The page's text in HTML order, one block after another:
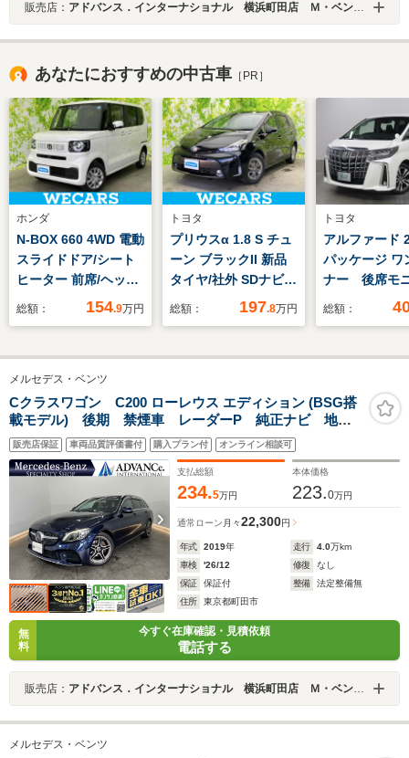
販売店： アドバンス．インターナショナル 横浜町田店 Ｍ・ベンツ専門店
あなたにおすすめの中古車 ［PR］
ホンダ
N-BOX 660 4WD 電動
スライドドア/シート
ヒーター 前席/ヘッド
ランプ LED/USBジャ
グ/禁煙車/エアバッグ
運転席/エアバッグ 助
手席/パワーウインド
ウ
総額： 154.9万円
トヨタ
プリウスα 1.8 S チュ
ーン ブラックII 新品
タイヤ/社外 SDナビ/
トヨタセーフティセン
ム/ヘッドランプ
続/ETC/EBD付ABS/横
滑り防止装置
総額： 197.8万円
トヨタ
アルファード
パッケージ ワ
ナー 後席
フルセグ メ
ト Pリヤゲ
カメラ 衝突
システム
ド
総額：
メルセデス・ベンツ
Cクラスワゴン C200 ローレウス エディション (BSG搭
載モデル) 後期 禁煙車 レーダーP 純正ナビ 地デ
ジ Bカメラ ハーフレザー シートヒーター LED
DSRC Bluetooth カープレイ アンドロイドオート
PTS ドラレコ 電動リアゲート キーレスGO 18AW
販売店保証 車両品質評価書付 購入プラン付 オンライン相談可
支払総額
234.5万円
本体価格
223.0万円
通常ローン 月々22,300円
年式 2019年 走行 4.0万km
車検
'26/12 修復
なし
保証
保証付 整備
法定整備無
住所
東京都町田市
無
料
今すぐ在庫確認・見積依頼
電話する
販売店： アドバンス．インターナショナル 横浜町田店 Ｍ・ベンツ専門店
メルセデス・ベンツ